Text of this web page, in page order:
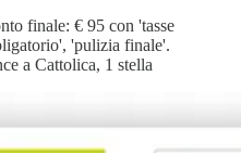
finale: € 95 con 'tasse
'pulizia finale'.
a Cattolica, 1 stella